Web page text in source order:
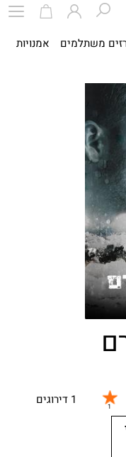
משתלמים אמנויות
1 דירוגים